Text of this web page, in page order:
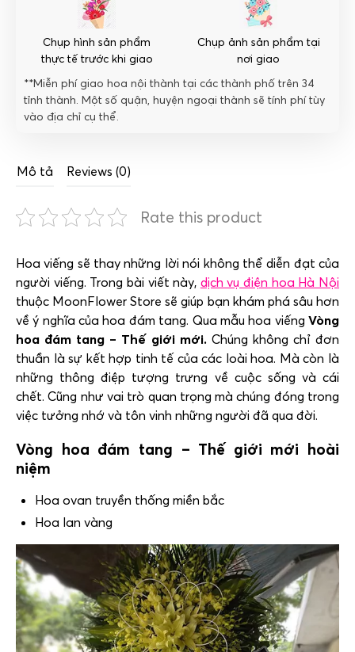
Chụp hình sản phẩm
thực tế trước khi giao
Chụp ảnh sản phẩm tại
nơi giao
**Miễn phí giao hoa nội thành tại các thành phố trên 34
tỉnh thành. Một số quận, huyện ngoại thành sẽ tính phí tùy
vào địa chỉ cụ thể.
Mô tả Reviews (0)
Rate this product
Hoa viếng sẽ thay những lời nói không thể diễn đạt của
người viếng. Trong bài viết này, dịch vụ điện hoa Hà Nội
thuộc MoonFlower Store sẽ giúp bạn khám phá sâu hơn
về ý nghĩa của hoa đám tang. Qua mẫu hoa viếng Vòng
hoa đám tang – Thế giới mới. Chúng không chỉ đơn
thuần là sự kết hợp tinh tế của các loài hoa. Mà còn là
những thông điệp tượng trưng về cuộc sống và cái
chết. Cũng như vai trò quan trọng mà chúng đóng trong
việc tưởng nhớ và tôn vinh những người đã qua đời.
Vòng hoa đám tang – Thế giới mới hoài
niệm
Hoa ovan truyền thống miền bắc
Hoa lan vàng